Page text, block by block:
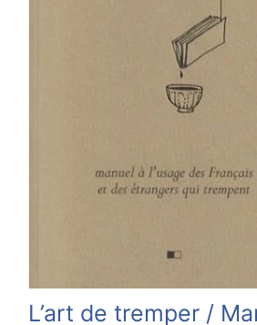
L’art de tremper /